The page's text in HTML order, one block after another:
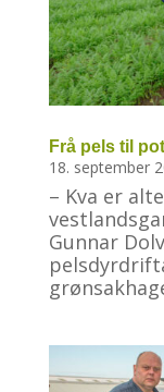
Frå pels til
18. september
– Kva er
Gunnar